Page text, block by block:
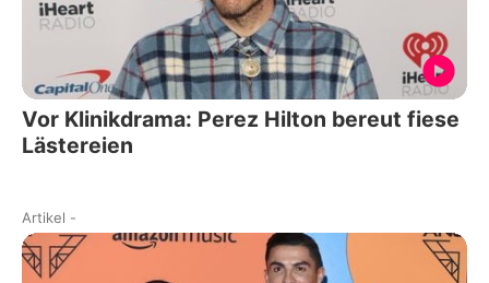
Vor Klinikdrama: Perez Hilton bereut fiese
Lästereien
Artikel -